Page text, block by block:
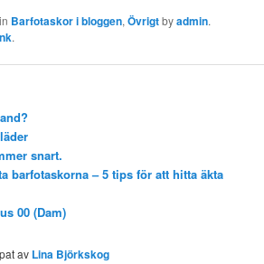
Barfotaskor i bloggen,Övrigtbyadmin.
.
snart.
barfotaskorna – 5 tips för att hitta äkta
00 (Dam)
av Lina Björkskog